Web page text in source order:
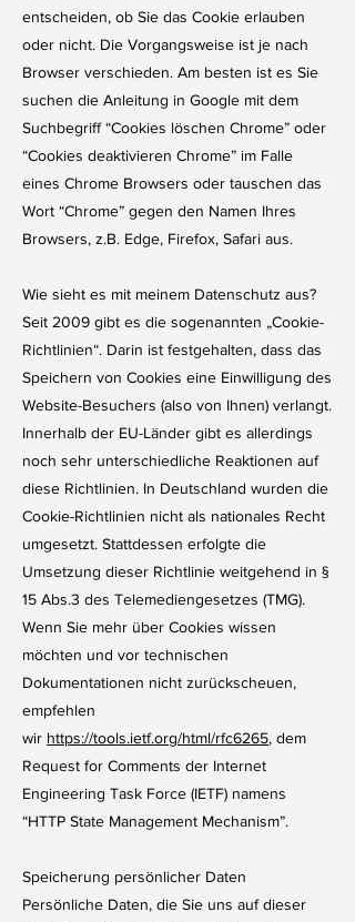
entscheiden, ob Sie das Cookie erlauben
oder nicht. Die Vorgangsweise ist je nach
Browser verschieden. Am besten ist es Sie
suchen die Anleitung in Google mit dem
Suchbegriff “Cookies löschen Chrome” oder
“Cookies deaktivieren Chrome” im Falle
eines Chrome Browsers oder tauschen das
Wort “Chrome” gegen den Namen Ihres
Browsers, z.B. Edge, Firefox, Safari aus.
Wie sieht es mit meinem Datenschutz aus?
Seit 2009 gibt es die sogenannten „Cookie-
Richtlinien“. Darin ist festgehalten, dass das
Speichern von Cookies eine Einwilligung des
Website-Besuchers (also von Ihnen) verlangt.
Innerhalb der EU-Länder gibt es allerdings
noch sehr unterschiedliche Reaktionen auf
diese Richtlinien. In Deutschland wurden die
Cookie-Richtlinien nicht als nationales Recht
umgesetzt. Stattdessen erfolgte die
Umsetzung dieser Richtlinie weitgehend in §
15 Abs.3 des Telemediengesetzes (TMG).
Wenn Sie mehr über Cookies wissen
möchten und vor technischen
Dokumentationen nicht zurückscheuen,
empfehlen
wir https://tools.ietf.org/html/rfc6265, dem
Request for Comments der Internet
Engineering Task Force (IETF) namens
“HTTP State Management Mechanism”.
Speicherung persönlicher Daten
Persönliche Daten, die Sie uns auf dieser